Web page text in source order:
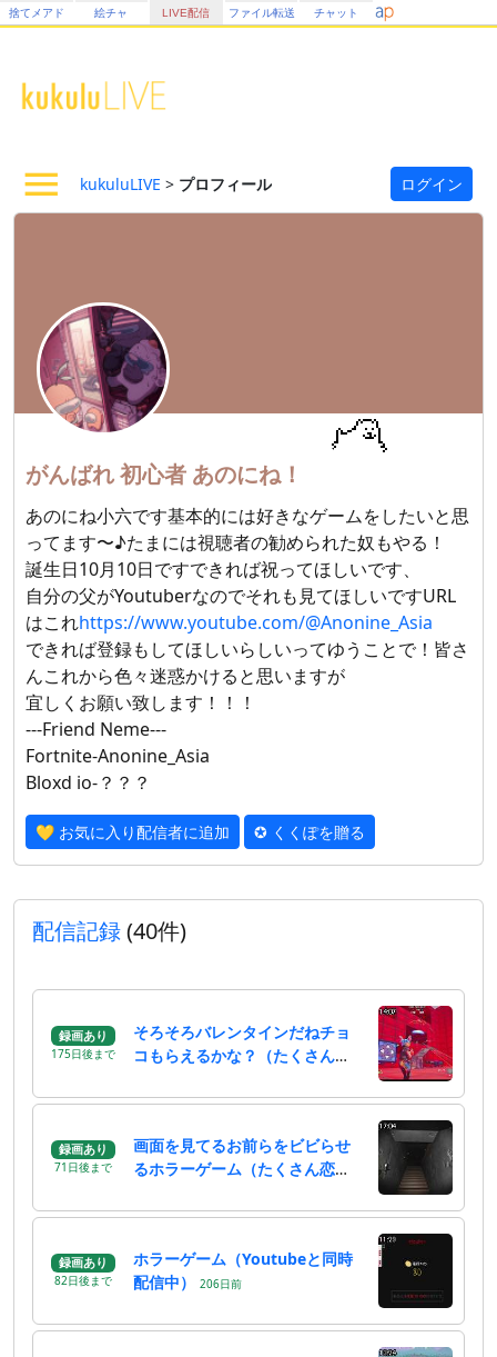
捨てメアド 絵チャ LIVE配信 ファイル転送 チャット
kukuluLIVE > プロフィール ログイン
がんばれ初心者 あのにね！
あのにね小六です基本的には好きなゲームをしたいと思
ってます〜♪たまには視聴者の勧められた奴もやる！
誕生日10月10日ですできれば祝ってほしいです、
自分の父がYoutuberなのでそれも見てほしいですURL
はこれhttps://www.youtube.com/@Anonine_Asia
できれば登録もしてほしいらしいってゆうことで！皆さ
んこれから色々迷惑かけると思いますが
宜しくお願い致します！！！
---Friend Neme---
Fortnite-Anonine_Asia
Bloxd io-？？？
💛 お気に入り配信者に追加 ✪ くくぽを贈る
配信記録(40件)
録画あり
175日後 まで
そろそろバレンタインだねチョ
コもらえるかな？（たくさんこ
録画あり
71 日後 まで
画面を見てるお前らをビビらせ
るホラーゲーム（たくさん恋）
録画あり
82日後 まで
ホラーゲーム（Youtubeと同時
配信中）
206日前